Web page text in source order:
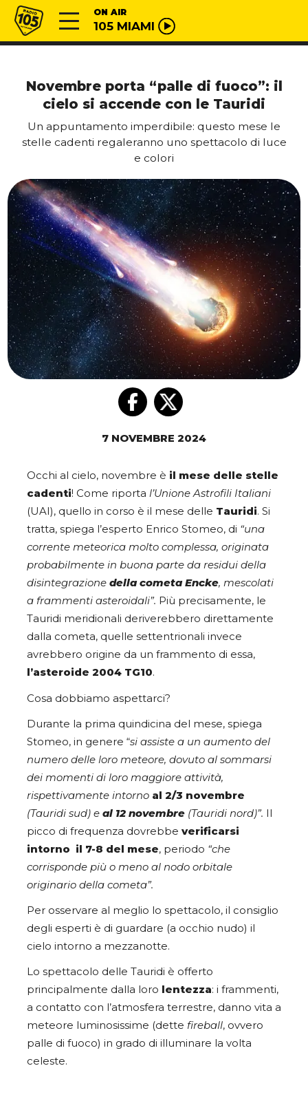
Vai al contenuto
Radio 105 ON AIR
105 MIAMI
Novembre porta “palle di fuoco”: il
cielo si accende con le Tauridi
Un appuntamento imperdibile: questo mese le
stelle cadenti regaleranno uno spettacolo di luce
e colori
7 NOVEMBRE 2024
Occhi al cielo, novembre è il mese delle stelle
cadenti! Come riporta l’Unione Astrofili Italiani
(UAI), quello in corso è il mese delle Tauridi. Si
tratta, spiega l’esperto Enrico Stomeo, di “una
corrente meteorica molto complessa, originata
probabilmente in buona parte da residui della
disintegrazione della cometa Encke, mescolati
a frammenti asteroidali”. Più precisamente, le
Tauridi meridionali deriverebbero direttamente
dalla cometa, quelle settentrionali invece
avrebbero origine da un frammento di essa,
l’asteroide 2004 TG10.
Cosa dobbiamo aspettarci?
Durante la prima quindicina del mese, spiega
Stomeo, in genere “si assiste a un aumento del
numero delle loro meteore, dovuto al sommarsi
dei momenti di loro maggiore attività,
rispettivamente intorno al 2/3 novembre
(Tauridi sud) e al 12 novembre (Tauridi nord)”. Il
picco di frequenza dovrebbe verificarsi
intorno il 7-8 del mese, periodo “che
corrisponde più o meno al nodo orbitale
originario della cometa”.
Per osservare al meglio lo spettacolo, il consiglio
degli esperti è di guardare (a occhio nudo) il
cielo intorno a mezzanotte.
Lo spettacolo delle Tauridi è offerto
principalmente dalla loro lentezza: i frammenti,
a contatto con l’atmosfera terrestre, danno vita a
meteore luminosissime (dette fireball, ovvero
palle di fuoco) in grado di illuminare la volta
celeste.